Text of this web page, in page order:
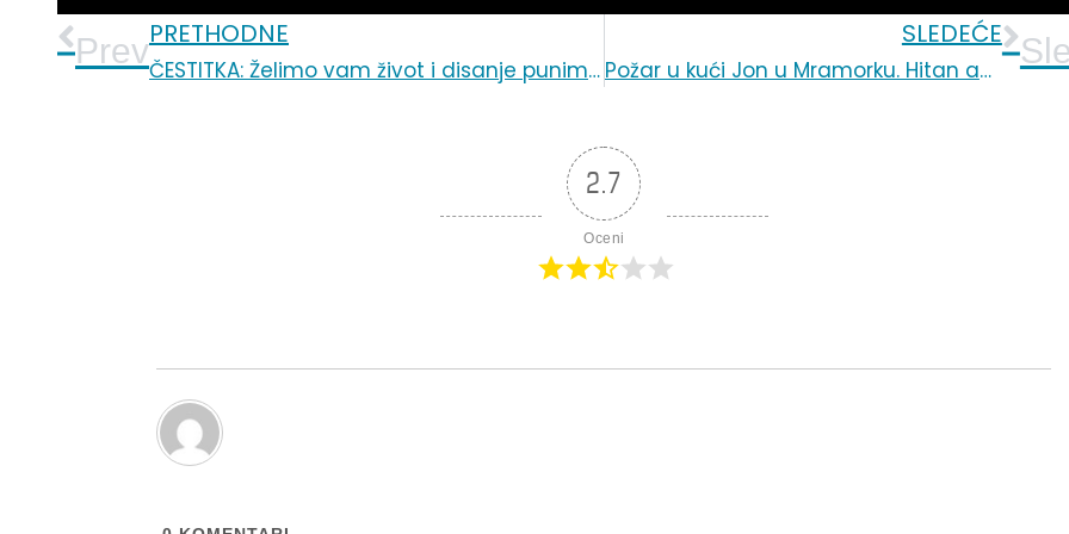
PrevPRETHODNE
ČESTITKA: Želimo vam život i disanje punim plućima!
SLEDEĆE
Požar u kući Jon u Mramorku. Hitan apel za pomoć. Prikupljaju se odeća i obuća
2.7
Oceni